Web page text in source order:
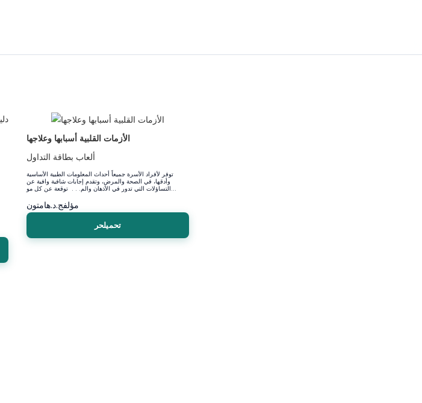
الأزمات القلبية أسبابها وعلاجها
ألعاب بطاقة التداول
توفر لأفراد الأسرة جميعاً أحداث المعلومات الطبية الأساسية
وأدقها، في الصحة والمرض، وتقدم إجابات شافية وافية عن
مؤلفج.د.هامتون
تحميلحر